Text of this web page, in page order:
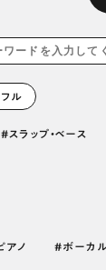
ル
スラップ・ベース
アノ ボーカ